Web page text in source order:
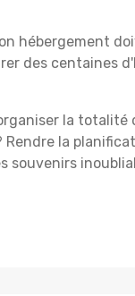
hébergement
des centaines
la
la
souvenirs